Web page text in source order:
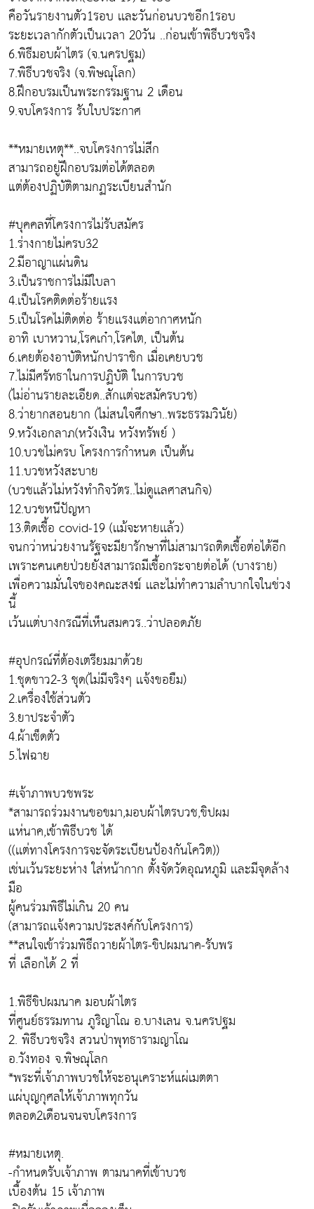
คือวันรายงานตัว1รอบ เเละวันก่อนบวชอีก1รอบ
ระยะเวลากักตัวเป็นเวลา 20วัน ..ก่อนเข้าพิธีบวชจริง
6.พิธีมอบผ้าไตร (จ.นครปฐม)
7.พิธีบวชจริง (จ.พิษณุโลก)
8.ฝึกอบรมเป็นพระกรรมฐาน 2 เดือน
9.จบโครงการ รับใบประกาศ
**หมายเหตุ**..จบโครงการไม่สึก
สามารถอยู่ฝึกอบรมต่อได้ตลอด
แต่ต้องปฏิบัติตามกฏระเบียนสำนัก
#บุคคลที่โครงการไม่รับสมัคร
1.ร่างกายไม่ครบ32
2.มีอาญาเเผ่นดิน
3.เป็นราชการไม่มีใบลา
4.เป็นโรคติดต่อร้ายเเรง
5.เป็นโรคไม่ติดต่อ ร้ายเเรงเเต่อากาศหนัก
อาทิ เบาหวาน,โรคเก๋า,โรคไต, เป็นต้น
6.เคยต้องอาบัติหนักปาราชิก เมื่อเคยบวช
7.ไม่มีศรัทธาในการปฏิบัติ ในการบวช
(ไม่อ่านรายละเอียด..สักเเต่จะสมัครบวช)
8.ว่ายากสอนยาก (ไม่สนใจศึกษา..พระธรรมวินัย)
9.หวังเอกลาภ(หวังเงิน หวังทรัพย์ )
10.บวชไม่ครบ โครงการกำหนด เป็นต้น
11.บวชหวังสะบาย
(บวชเเล้วไม่หวังทำกิจวัตร..ไม่ดูเเลศาสนกิจ)
12.บวชหนีปัญหา
13.ติดเชื้อ covid-19 (เเม้จะหายเเล้ว)
จนกว่าหน่วยงานรัฐจะมียารักษาที่ไม่สามารถติดเชื้อต่อได้อีก
เพราะคนเคยป่วยยังสามารถมีเชื้อกระจายต่อได้ (บางราย)
เพื่อความมั่นใจของคณะสงฆ์ เเละไม่ทำความลำบากใจในช่วง
นี้
เว้นเเต่บางกรณีที่เห็นสมควร..ว่าปลอดภัย
#อุปกรณ์ที่ต้องเตรียมมาด้วย
1.ชุดขาว2-3 ชุด(ไม่มีจริงๆ เเจ้งขอยืม)
2.เครื่องใช้ส่วนตัว
3.ยาประจำตัว
4.ผ้าเช็ดตัว
5.ไฟฉาย
#เจ้าภาพบวชพระ
*สามารถร่วมงานขอขมา,มอบผ้าไตรบวช,ขิปผม
แห่นาค,เข้าพิธีบวช ได้
((เเต่ทางโครงการจะจัดระเบียนป้องกันโควิต))
เช่นเว้นระยะห่าง ใส่หน้ากาก ตั้งจัดวัดอุณหภูมิ เเละมีจุดล้าง
มือ
ผู้คนร่วมพิธีไม่เกิน 20 คน
(สามารถเเจ้งความประสงค์กับโครงการ)
**สนใจเข้าร่วมพิธีถวายผ้าไตร-ขิปผมนาค-รับพร
ที่ เลือกได้ 2 ที่
1.พิธีขิปผมนาค มอบผ้าไตร
ที่ศูนย์ธรรมทาน ภูริญาโณ อ.บางเลน จ.นครปฐม
2. พิธีบวชจริง สวนป่าพุทธารามญาโณ
อ.วังทอง จ.พิษณุโลก
*พระที่เจ้าภาพบวชให้จะอนุเคราะห์แผ่เมตตา
เเผ่บุญกุศลให้เจ้าภาพทุกวัน
ตลอด2เดือนจนจบโครงการ
#หมายเหตุ.
-กำหนดรับเจ้าภาพ ตามนาคที่เข้าบวช
เบื้องต้น 15 เจ้าภาพ